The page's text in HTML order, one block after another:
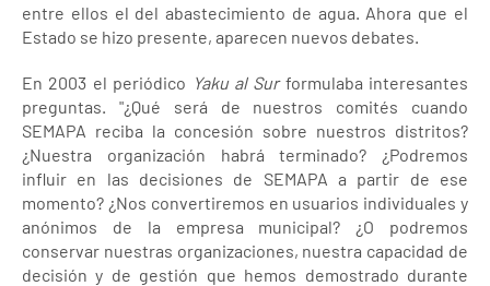
entre ellos el del abastecimiento de agua. Ahora que el
Estado se hizo presente, aparecen nuevos debates.
En 2003 el periódico Yaku al Surformulaba interesantes
preguntas. "¿Qué será de nuestros comités cuando
SEMAPA reciba la concesión sobre nuestros distritos?
¿Nuestra organización habrá terminado? ¿Podremos
influir en las decisiones de SEMAPA a partir de ese
momento? ¿Nos convertiremos en usuarios individuales y
anónimos de la empresa municipal? ¿O podremos
conservar nuestras organizaciones, nuestra capacidad de
decisión y de gestión que hemos demostrado durante